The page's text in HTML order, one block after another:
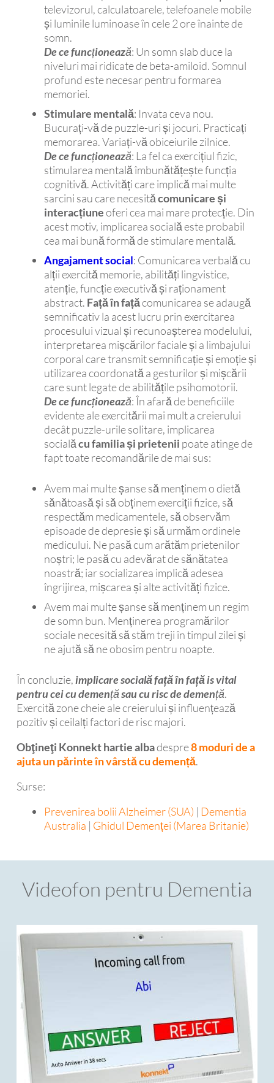
televizorul, calculatoarele, telefoanele mobile
și luminile luminoase în cele 2 ore înainte de
somn.
De ce funcționează: Un somn slab duce la
niveluri mai ridicate de beta-amiloid. Somnul
profund este necesar pentru formarea
memoriei.
Stimulare mentală: Invata ceva nou.
Bucurați-vă de puzzle-uri și jocuri. Practicați
memorarea. Variați-vă obiceiurile zilnice.
De ce funcționează: La fel ca exercițiul fizic,
stimularea mentală îmbunătățește funcția
cognitivă. Activități care implică mai multe
sarcini sau care necesităcomunicare și
interacțiuneoferi cea mai mare protecție. Din
acest motiv, implicarea socială este probabil
cea mai bună formă de stimulare mentală.
Angajament social: Comunicarea verbală cu
alții exercită memorie, abilități lingvistice,
atenție, funcție executivă și raționament
abstract. Față în fațăcomunicarea se adaugă
semnificativ la acest lucru prin exercitarea
procesului vizual și recunoașterea modelului,
interpretarea mișcărilor faciale și a limbajului
corporal care transmit semnificație și emoție și
utilizarea coordonată a gesturilor și mișcării
care sunt legate de abilitățile psihomotorii.
De ce funcționează: În afară de beneficiile
evidente ale exercitării mai mult a creierului
decât puzzle-urile solitare, implicarea
socialăcu familia și prietenii poate atinge de
fapt toate recomandările de mai sus:
Avem mai multe șanse să menținem o dietă
sănătoasă și să obținem exerciții fizice, să
respectăm medicamentele, să observăm
episoade de depresie și să urmăm ordinele
medicului. Ne pasă cum arătăm prietenilor
noștri; le pasă cu adevărat de sănătatea
noastră; iar socializarea implică adesea
îngrijirea, mișcarea și alte activități fizice.
Avem mai multe șanse să menținem un regim
de somn bun. Menținerea programărilor
sociale necesită să stăm treji în timpul zilei și
ne ajută să ne obosim pentru noapte.
În concluzie, implicare socială față în fațăisvital
pentru cei cu demență sau cu risc de demență.
Exercită zone cheie ale creierului și influențează
pozitiv și ceilalți factori de risc majori.
Obţineţi Konnekt hartie albadespre8 moduri de a
ajuta un părinte în vârstă cu demență.
Surse:
Prevenirea bolii Alzheimer (SUA) | Dementia
Australia | Ghidul Demenței (Marea Britanie)
Videofon pentru Dementia